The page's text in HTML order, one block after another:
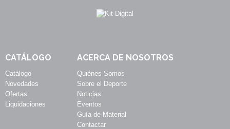
CATÁLOGO
Catálogo
Novedades
Ofertas
Liquidaciones
ACERCA DE NOSOTROS
Quiénes Somos
Sobre el Deporte
Noticias
Eventos
Guía de Material
Contactar